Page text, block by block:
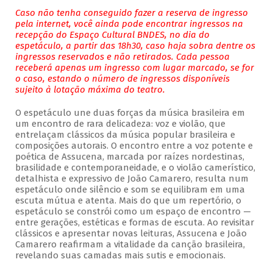
Caso não tenha conseguido fazer a reserva de ingresso
pela internet, você ainda pode encontrar ingressos na
recepção do Espaço Cultural BNDES, no dia do
espetáculo, a partir das 18h30, caso haja sobra dentre os
ingressos reservados e não retirados. Cada pessoa
receberá apenas um ingresso com lugar marcado, se for
o caso, estando o número de ingressos disponíveis
sujeito à lotação máxima do teatro.
O espetáculo une duas forças da música brasileira em
um encontro de rara delicadeza: voz e violão, que
entrelaçam clássicos da música popular brasileira e
composições autorais. O encontro entre a voz potente e
poética de Assucena, marcada por raízes nordestinas,
brasilidade e contemporaneidade, e o violão camerístico,
detalhista e expressivo de João Camarero, resulta num
espetáculo onde silêncio e som se equilibram em uma
escuta mútua e atenta. Mais do que um repertório, o
espetáculo se constrói como um espaço de encontro —
entre gerações, estéticas e formas de escuta. Ao revisitar
clássicos e apresentar novas leituras, Assucena e João
Camarero reafirmam a vitalidade da canção brasileira,
revelando suas camadas mais sutis e emocionais.